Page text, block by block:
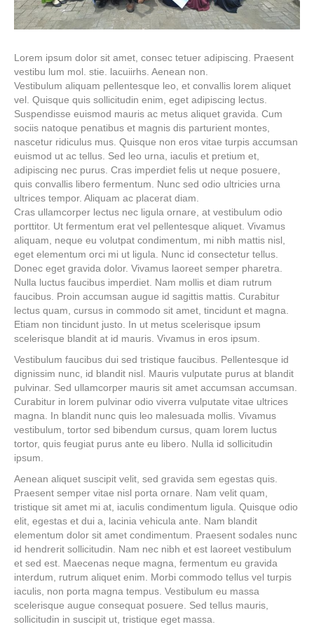
Lorem ipsum dolor sit amet, consec tetuer adipiscing. Praesent
vestibu lum mol. stie. lacuiirhs. Aenean non.
Vestibulum aliquam pellentesque leo, et convallis lorem aliquet
vel. Quisque quis sollicitudin enim, eget adipiscing lectus.
Suspendisse euismod mauris ac metus aliquet gravida. Cum
sociis natoque penatibus et magnis dis parturient montes,
nascetur ridiculus mus. Quisque non eros vitae turpis accumsan
euismod ut ac tellus. Sed leo urna, iaculis et pretium et,
adipiscing nec purus. Cras imperdiet felis ut neque posuere,
quis convallis libero fermentum. Nunc sed odio ultricies urna
ultrices tempor. Aliquam ac placerat diam.
Cras ullamcorper lectus nec ligula ornare, at vestibulum odio
porttitor. Ut fermentum erat vel pellentesque aliquet. Vivamus
aliquam, neque eu volutpat condimentum, mi nibh mattis nisl,
eget elementum orci mi ut ligula. Nunc id consectetur tellus.
Donec eget gravida dolor. Vivamus laoreet semper pharetra.
Nulla luctus faucibus imperdiet. Nam mollis et diam rutrum
faucibus. Proin accumsan augue id sagittis mattis. Curabitur
lectus quam, cursus in commodo sit amet, tincidunt et magna.
Etiam non tincidunt justo. In ut metus scelerisque ipsum
scelerisque blandit at id mauris. Vivamus in eros ipsum.
Vestibulum faucibus dui sed tristique faucibus. Pellentesque id
dignissim nunc, id blandit nisl. Mauris vulputate purus at blandit
pulvinar. Sed ullamcorper mauris sit amet accumsan accumsan.
Curabitur in lorem pulvinar odio viverra vulputate vitae ultrices
magna. In blandit nunc quis leo malesuada mollis. Vivamus
vestibulum, tortor sed bibendum cursus, quam lorem luctus
tortor, quis feugiat purus ante eu libero. Nulla id sollicitudin
ipsum.
Aenean aliquet suscipit velit, sed gravida sem egestas quis.
Praesent semper vitae nisl porta ornare. Nam velit quam,
tristique sit amet mi at, iaculis condimentum ligula. Quisque odio
elit, egestas et dui a, lacinia vehicula ante. Nam blandit
elementum dolor sit amet condimentum. Praesent sodales nunc
id hendrerit sollicitudin. Nam nec nibh et est laoreet vestibulum
et sed est. Maecenas neque magna, fermentum eu gravida
interdum, rutrum aliquet enim. Morbi commodo tellus vel turpis
iaculis, non porta magna tempus. Vestibulum eu massa
scelerisque augue consequat posuere. Sed tellus mauris,
sollicitudin in suscipit ut, tristique eget massa.